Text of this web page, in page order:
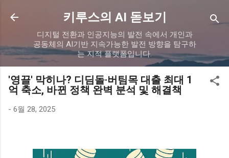
기본 콘텐츠로 건너뛰기
키루스의 AI 돋보기
디지털 전환과 인공지능의 발전 속에서 개인과
공동체의 AI기반 지속가능한 발전 방향을 탐구하
는 지적 플랫폼입니다.
'영끌' 막히나? 디딤돌·버팀목 대출 최대 1
억 축소, 바뀐 정책 완벽 분석 및 해결책
- 6월 28, 2025